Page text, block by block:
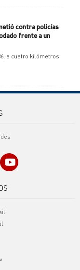
contra policías
frente a un
a cuatro kilómetros